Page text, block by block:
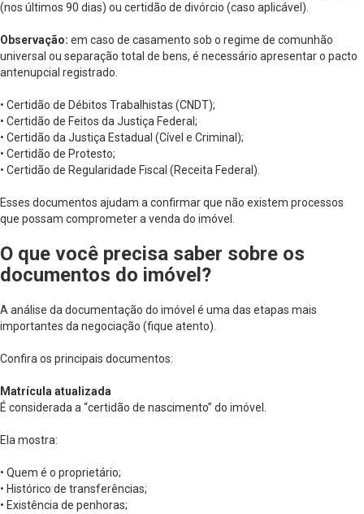
(nos últimos 90 dias) ou certidão de divórcio (caso aplicável).
Observação: em caso de casamento sob o regime de comunhão
universal ou separação total de bens, é necessário apresentar o pacto
antenupcial registrado.
• Certidão de Débitos Trabalhistas (CNDT);
• Certidão de Feitos da Justiça Federal;
• Certidão da Justiça Estadual (Cível e Criminal);
• Certidão de Protesto;
• Certidão de Regularidade Fiscal (Receita Federal).
Esses documentos ajudam a confirmar que não existem processos
que possam comprometer a venda do imóvel.
O que você precisa saber sobre os
documentos do imóvel?
A análise da documentação do imóvel é uma das etapas mais
importantes da negociação (fique atento).
Confira os principais documentos:
Matrícula atualizada
É considerada a “certidão de nascimento” do imóvel.
Ela mostra:
• Quem é o proprietário;
• Histórico de transferências;
• Existência de penhoras;